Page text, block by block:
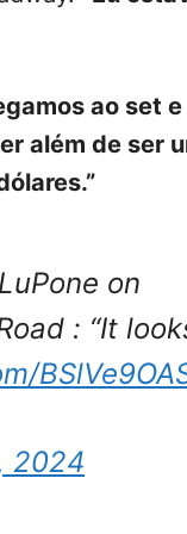
ao set e
além de ser
on
: “It
2024